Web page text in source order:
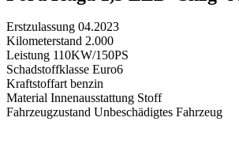
Erstzulassung 04.2023
Kilometerstand 2.000
Leistung 110KW/150PS
Schadstoffklasse Euro6
Kraftstoffart benzin
Material Innenausstattung Stoff
Fahrzeugzustand Unbeschädigtes Fahrzeug